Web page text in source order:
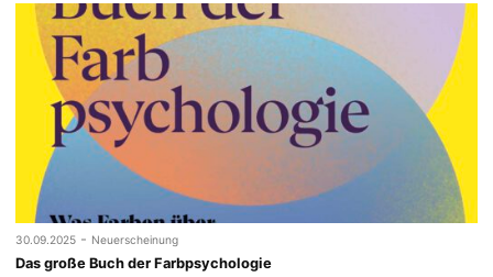
30.09.2025 - Neuerscheinung
Das große Buch der Farbpsychologie